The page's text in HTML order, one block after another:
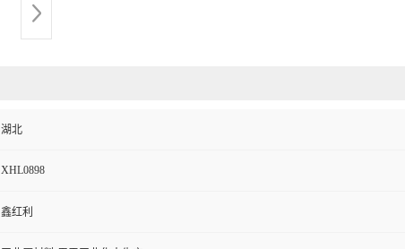
湖北
XHL0898
鑫红利